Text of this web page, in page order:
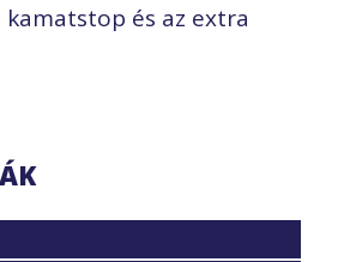
és az extra